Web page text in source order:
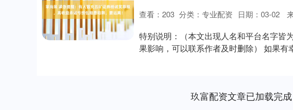
日期：03-02
查看： 203 分类： 专业配资
特别说明：（本文出现人名和平台名字皆
果影响，可以联系作者及时删除） 如果
玖富配资文章已加载完成